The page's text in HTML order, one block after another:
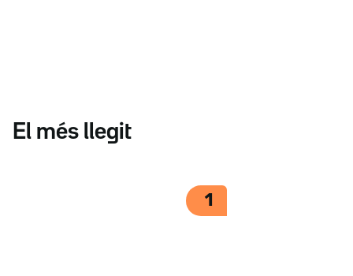
El més llegit
1